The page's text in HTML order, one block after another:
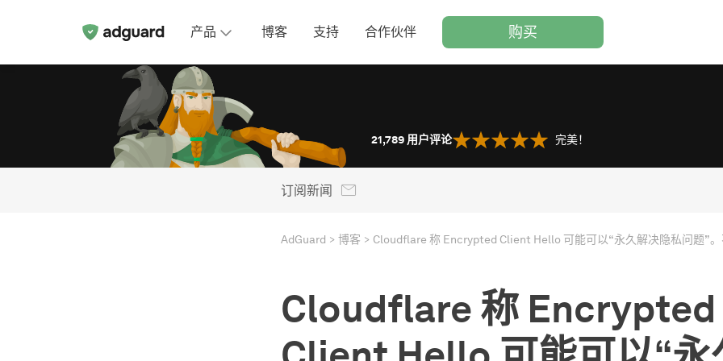
产品 博客 支持 合作伙伴 购买
21,789 用户评论 完美！
订阅新闻
AdGuard 博客
Cloudflare 称 Encrypted